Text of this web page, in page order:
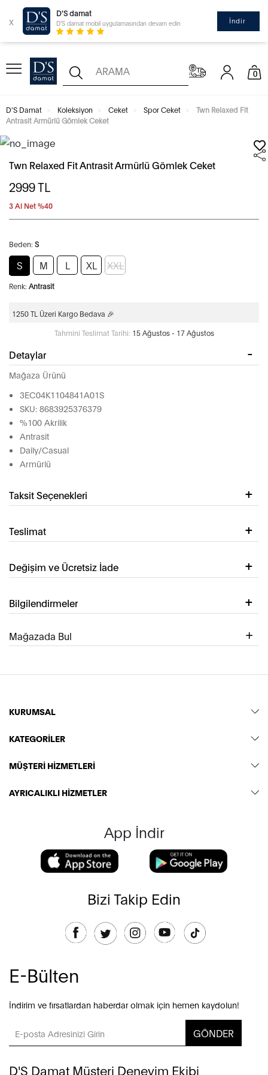
x
D'S damat
D'S damat mobil uygulamasından devam edin İndir
0
D'S Damat Koleksiyon Ceket Spor Ceket
Twn Relaxed Fit
Antrasit Armürlü Gömlek Ceket
Twn Relaxed Fit Antrasit Armürlü Gömlek Ceket
2999TL
3 Al Net %40
Beden: S
S M L XL XXL
Renk: Antrasit
1250 TL Üzeri Kargo Bedava 🎉
Tahmini Teslimat Tarihi: 15 Ağustos - 17 Ağustos
Detaylar
Mağaza Ürünü
3EC04K1104841A01S
SKU: 8683925376379
%100 Akrilik
Antrasit
Daily/Casual
Armürlü
Taksit Seçenekleri
Teslimat
Değişim ve Ücretsiz İade
Bilgilendirmeler
Mağazada Bul
KURUMSAL
KATEGORİLER
MÜŞTERİ HİZMETLERİ
AYRICALIKLI HİZMETLER
App İndir
Bizi Takip Edin
E-Bülten
İndirim ve fırsatlardan haberdar olmak için hemen kaydolun!
GÖNDER
D'S Damat Müşteri Deneyim Ekibi